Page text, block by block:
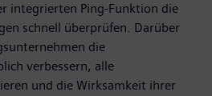
integrierten Ping-Funktion die
schnell überprüfen. Darüber
die
verbessern, alle
und die Wirksamkeit ihrer